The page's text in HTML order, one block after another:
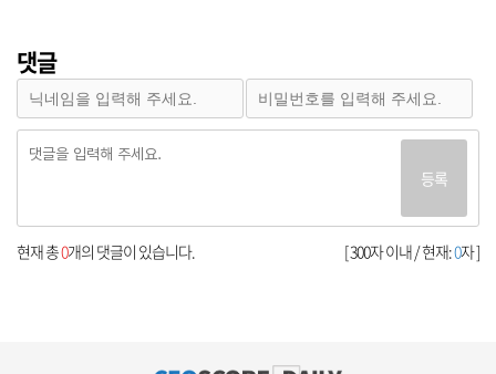
댓글
등록
[ 300자 이내 / 현재:0자 ]
현재 총0개의 댓글이 있습니다.